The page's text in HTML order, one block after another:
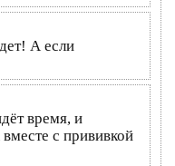
А если
время, и
с прививкой